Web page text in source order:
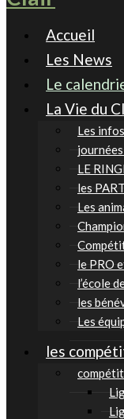
Accueil
Les News
Le
La Vie du
Les
journées
LE
les
Les
le PRO
l’école
les
Les
les